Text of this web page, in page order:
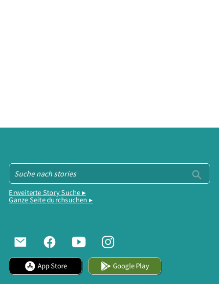
Erweiterte Story Suche ▸
Ganze Seite durchsuchen ▸
App Store Google Play